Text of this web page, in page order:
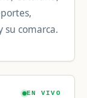
su comarca.
EN VIVO